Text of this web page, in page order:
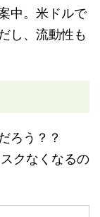
中。米ドルで
し、流動性も
ろう？？
クなくなるの